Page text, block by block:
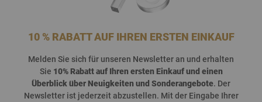
10 % RABATT AUF IHREN ERSTEN EINKAUF
Melden Sie sich für unseren Newsletter an und erhalten
Sie 10% Rabattauf Ihren ersten Einkaufund einen
Überblicküber Neuigkeiten und Sonderangebote. Der
Newsletter ist jederzeit abzustellen. Mit der Eingabe Ihrer